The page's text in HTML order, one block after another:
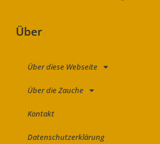
Über
Über diese Webseite
Über die Zauche
Kontakt
Datenschutzerklärung